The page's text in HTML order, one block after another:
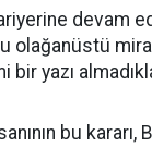
devam
olağanüstü
yazı
bu kararı,